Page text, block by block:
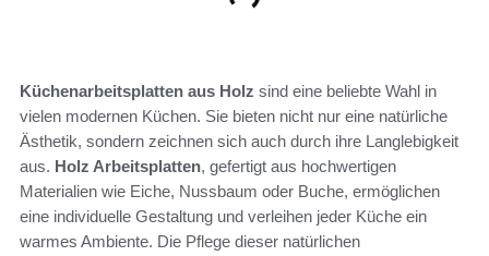
Küchenarbeitsplatten aus Holz sind eine beliebte Wahl in
vielen modernen Küchen. Sie bieten nicht nur eine natürliche
Ästhetik, sondern zeichnen sich auch durch ihre Langlebigkeit
aus. Holz Arbeitsplatten, gefertigt aus hochwertigen
Materialien wie Eiche, Nussbaum oder Buche, ermöglichen
eine individuelle Gestaltung und verleihen jeder Küche ein
warmes Ambiente. Die Pflege dieser natürlichen